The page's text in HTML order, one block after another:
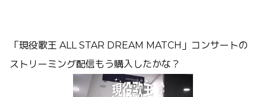
「現役歌王 ALL STAR DREAM MATCH」コンサートの
ストリーミング配信もう購入したかな？